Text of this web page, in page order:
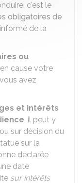
c'est le
obligatoires de
de la
ou
cause votre
avez
et intérêts
, il peut y
sur décision du
sur la
déclarée
date
sur intérêts